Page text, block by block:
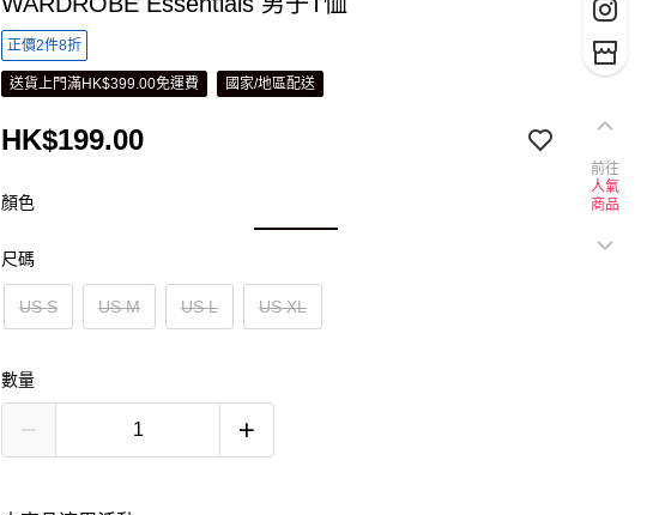
正價2件8折
送貨上門滿HK$399.00免運費 國家/地區配送
HK$199.00
顏色
尺碼
US S US M US L US XL
數量
前往
人氣
商品